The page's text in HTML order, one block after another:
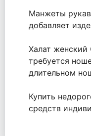
Манжеты
добавляет
Халат женский
требуется
длительном
Купить
средств